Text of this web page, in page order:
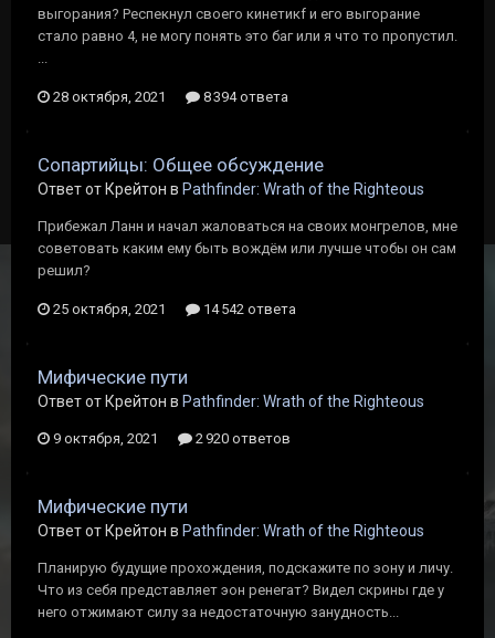
выгорания? Респекнул своего кинетикf и его выгорание
стало равно 4, не могу понять это баг или я что то пропустил.
...
28 октября, 2021 8 394 ответа
Сопартийцы: Общее обсуждение
Ответ от Крейтон в Pathfinder: Wrath of the Righteous
Прибежал Ланн и начал жаловаться на своих монгрелов, мне
советовать каким ему быть вождём или лучше чтобы он сам
решил?
25 октября, 2021 14 542 ответа
Мифические пути
Ответ от Крейтон в Pathfinder: Wrath of the Righteous
9 октября, 2021 2 920 ответов
Мифические пути
Ответ от Крейтон в Pathfinder: Wrath of the Righteous
Планирую будущие прохождения, подскажите по эону и личу.
Что из себя представляет эон ренегат? Видел скрины где у
него отжимают силу за недостаточную занудность...